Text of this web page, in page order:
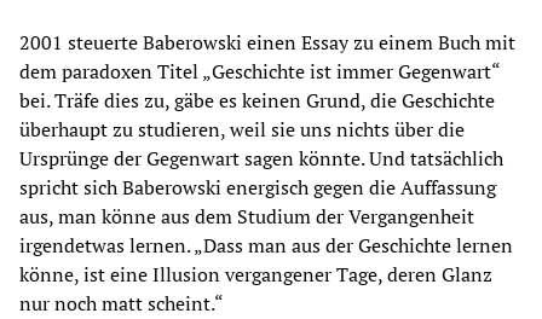
2001 steuerte Baberowski einen Essay zu einem Buch mit
dem paradoxen Titel „Geschichte ist immer Gegenwart“
bei. Träfe dies zu, gäbe es keinen Grund, die Geschichte
überhaupt zu studieren, weil sie uns nichts über die
Ursprünge der Gegenwart sagen könnte. Und tatsächlich
spricht sich Baberowski energisch gegen die Auffassung
aus, man könne aus dem Studium der Vergangenheit
irgendetwas lernen. „Dass man aus der Geschichte lernen
könne, ist eine Illusion vergangener Tage, deren Glanz
nur noch matt scheint.“